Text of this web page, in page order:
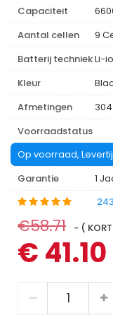
Capaciteit
Aantal cellen
9
Batterij techniekLi-
Kleur
Afmetingen
Voorraadstatus
Op voorraad,
Garantie
1
€58.71 - (
€ 41.10